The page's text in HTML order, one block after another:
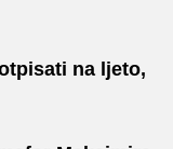
na ljeto,